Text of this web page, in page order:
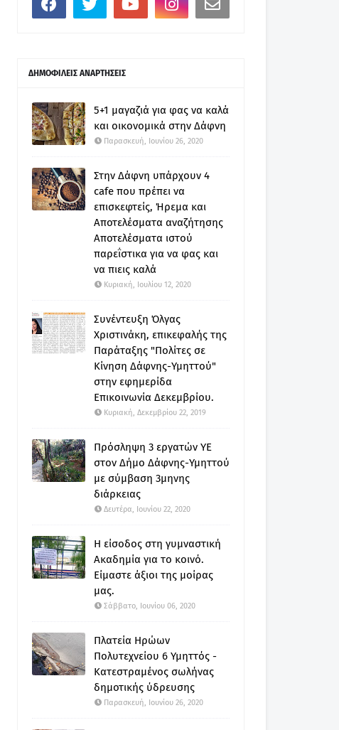
ΔΗΜΟΦΙΛΕΙΣ ΑΝΑΡΤΗΣΕΙΣ
5+1 μαγαζιά για φας να καλά
και οικονομικά στην Δάφνη
Παρασκευή, Ιουνίου 26, 2020
Στην Δάφνη υπάρχουν 4
cafe που πρέπει να
επισκεφτείς, Ήρεμα και
Αποτελέσματα αναζήτησης
Αποτελέσματα ιστού
παρεΐστικα για να φας και
να πιεις καλά
Κυριακή, Ιουλίου 12, 2020
Συνέντευξη Όλγας
Χριστινάκη, επικεφαλής της
Παράταξης "Πολίτες σε
Κίνηση Δάφνης-Υμηττού"
στην εφημερίδα
Επικοινωνία Δεκεμβρίου.
Κυριακή, Δεκεμβρίου 22, 2019
Πρόσληψη 3 εργατών ΥΕ
στον Δήμο Δάφνης-Υμηττού
με σύμβαση 3μηνης
διάρκειας
Δευτέρα, Ιουνίου 22, 2020
Η είσοδος στη γυμναστική
Ακαδημία για το κοινό.
Είμαστε άξιοι της μοίρας
μας.
Σάββατο, Ιουνίου 06, 2020
Πλατεία Ηρώων
Πολυτεχνείου 6 Υμηττός -
Κατεστραμένος σωλήνας
δημοτικής ύδρευσης
Παρασκευή, Ιουνίου 26, 2020